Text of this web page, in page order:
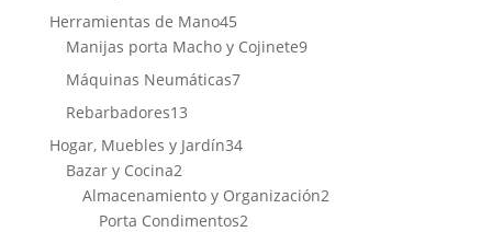
productos
Herramientas de Mano4545
productos
Manijas porta Macho y Cojinete99
Máquinas Neumáticas77
Rebarbadores1313
productos
Hogar, Muebles y Jardín3434
Bazar y Cocina22
productos
Almacenamiento y Organización22
Porta Condimentos22